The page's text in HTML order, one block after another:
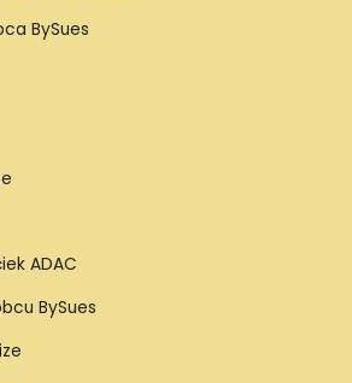
BySues
ADAC
BySues